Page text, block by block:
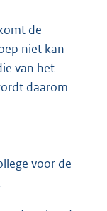
de
niet kan
van het
daarom
voor de